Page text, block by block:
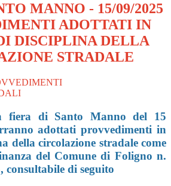
MANNO - 15/09/2025
ADOTTATI IN
DISCIPLINA DELLA
STRADALE
fiera di Santo Manno del 15
adottati provvedimenti in
della circolazione stradale come
del Comune di Foligno n.
consultabile di seguito